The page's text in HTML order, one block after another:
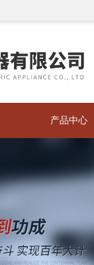
产品中心